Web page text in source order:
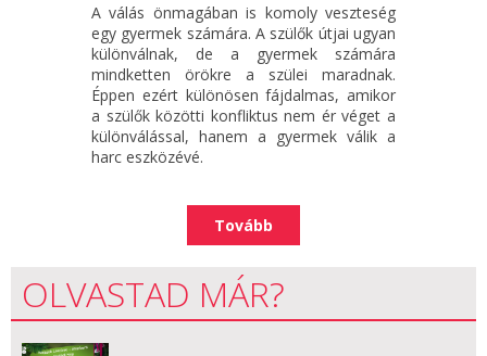
A válás önmagában is komoly veszteség
egy gyermek számára. A szülők útjai ugyan
különválnak, de a gyermek számára
mindketten örökre a szülei maradnak.
Éppen ezért különösen fájdalmas, amikor
a szülők közötti konfliktus nem ér véget a
különválással, hanem a gyermek válik a
harc eszközévé.
Tovább
OLVASTAD MÁR?